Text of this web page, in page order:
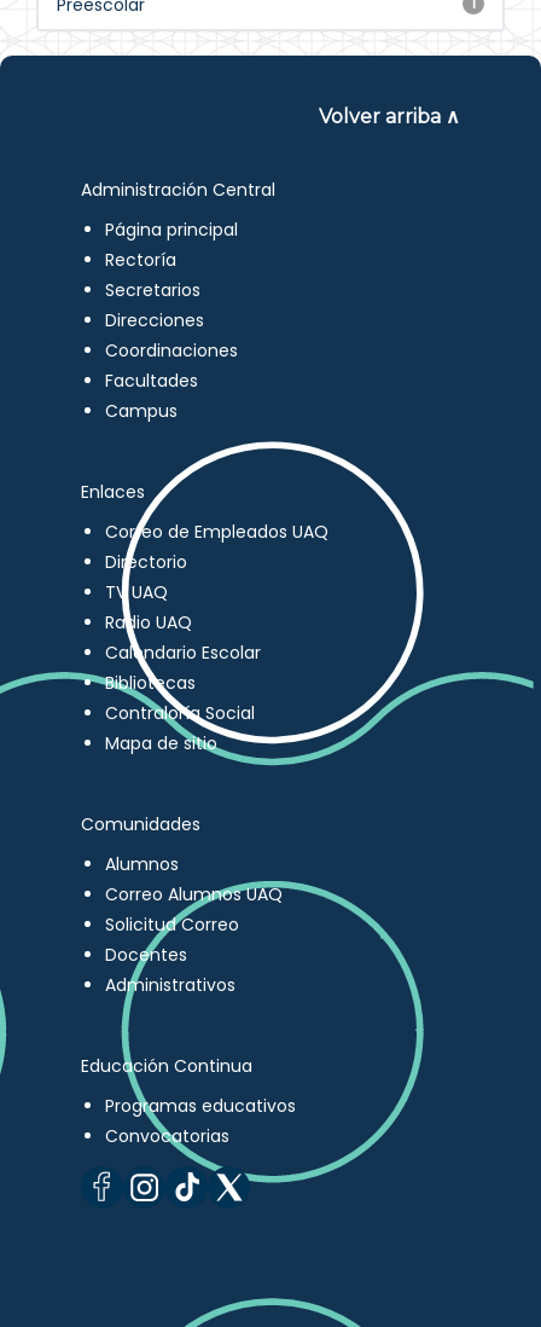
Preescolar
Volver arriba ∧
Administración Central
Página principal
Rectoría
Secretarios
Direcciones
Coordinaciones
Facultades
Campus
Enlaces
Correo de Empleados UAQ
Directorio
TV UAQ
Radio UAQ
Calendario Escolar
Bibliotecas
Contraloría Social
Mapa de sitio
Comunidades
Alumnos
Correo Alumnos UAQ
Solicitud Correo
Docentes
Administrativos
Educación Continua
Programas educativos
Convocatorias